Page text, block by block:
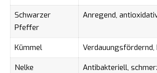
Schwarzer
Pfeffer
Anregend,
Kümmel
Nelke
Antibakteriell,